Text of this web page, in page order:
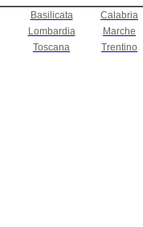
Basilicata
Calabria
Lombardia
Marche
Toscana Trentino